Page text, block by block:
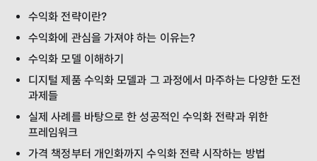
수익화 전략이란?
수익화에 관심을 가져야 하는 이유는?
수익화 모델 이해하기
디지털 제품 수익화 모델과 그 과정에서 마주하는 다양한 도전
과제들
실제 사례를 바탕으로 한 성공적인 수익화 전략과 위한
프레임워크
가격 책정부터 개인화까지 수익화 전략 시작하는 방법